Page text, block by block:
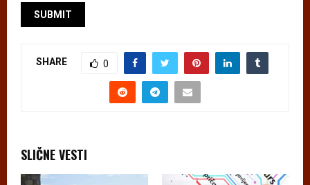
SHARE 0
SLIČNE VESTI